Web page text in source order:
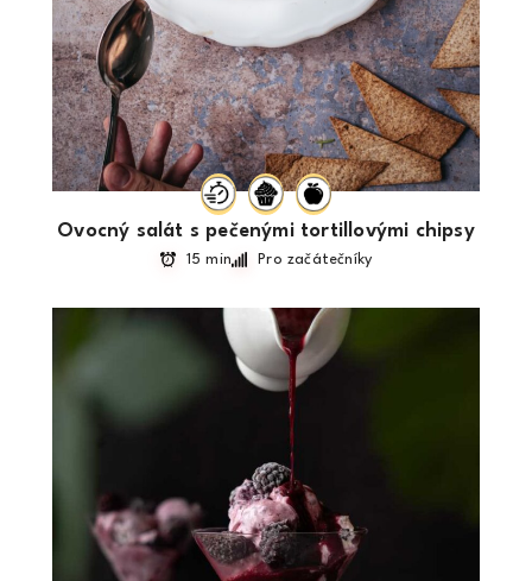
Ovocný salát s pečenými tortillovými chipsy
15 min Pro začátečníky